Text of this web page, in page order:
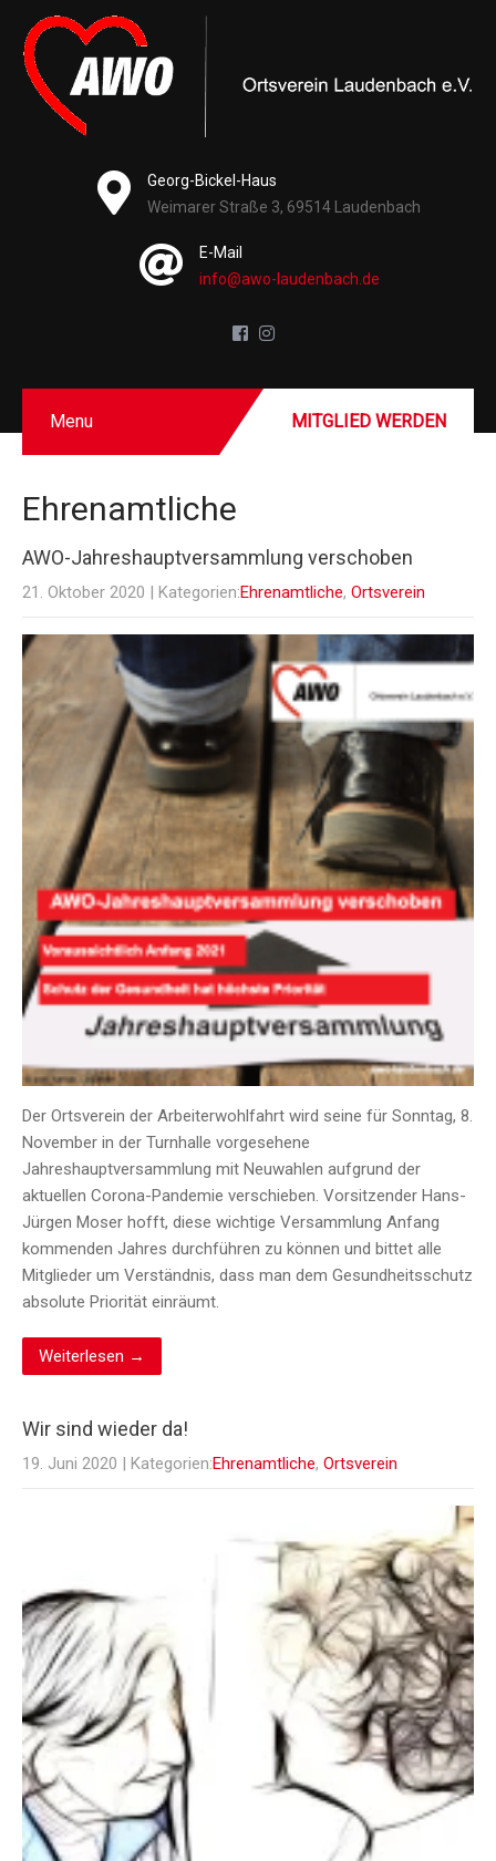
Georg-Bickel-Haus
Weimarer Straße 3, 69514 Laudenbach
E-Mail
info@awo-laudenbach.de
Menu MITGLIED WERDEN
Ehrenamtliche
AWO-Jahreshauptversammlung verschoben
21. Oktober 2020 | Kategorien:Ehrenamtliche, Ortsverein
Der Ortsverein der Arbeiterwohlfahrt wird seine für Sonntag, 8.
November in der Turnhalle vorgesehene
Jahreshauptversammlung mit Neuwahlen aufgrund der
aktuellen Corona-Pandemie verschieben. Vorsitzender Hans-
Jürgen Moser hofft, diese wichtige Versammlung Anfang
kommenden Jahres durchführen zu können und bittet alle
Mitglieder um Verständnis, dass man dem Gesundheitsschutz
absolute Priorität einräumt.
Weiterlesen →
Wir sind wieder da!
19. Juni 2020 | Kategorien:Ehrenamtliche, Ortsverein